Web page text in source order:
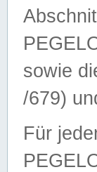
sowie
/679)
Für